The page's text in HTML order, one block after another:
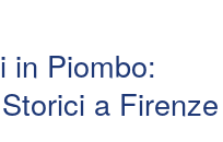
in Piombo:
a Firenze